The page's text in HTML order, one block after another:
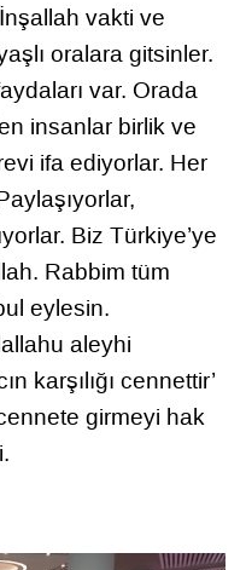
vakti ve
oralara gitsinler.
var. Orada
insanlar birlik ve
ifa ediyorlar. Her
Biz Türkiye’ye
Rabbim tüm
eylesin.
aleyhi
karşılığı cennettir’
girmeyi hak